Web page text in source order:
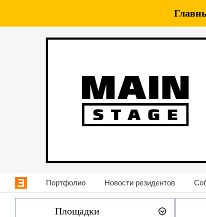
Портфолио Новости резидентов
Площадки